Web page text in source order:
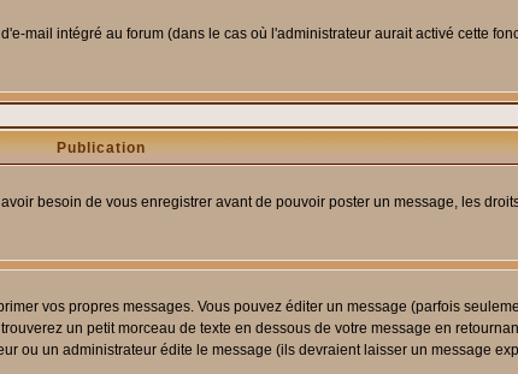
mail intégré au forum (dans le cas où l'administrateur aurait activé cette
Publication
besoin de vous enregistrer avant de pouvoir poster un message, les
vos propres messages. Vous pouvez éditer un message (parfois
un petit morceau de texte en dessous de votre message en
ou un administrateur édite le message (ils devraient laisser un message